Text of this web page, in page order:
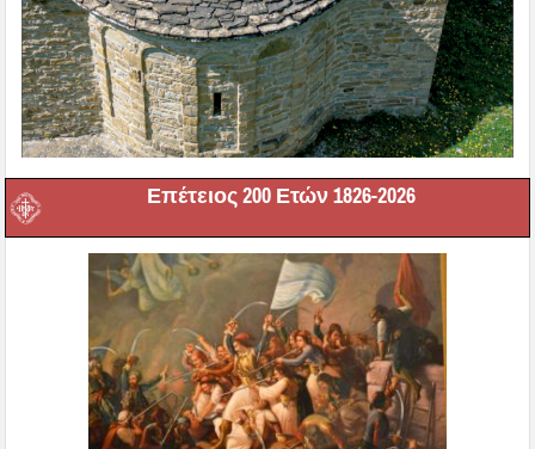
Επέτειος 200 Ετών 1826-2026